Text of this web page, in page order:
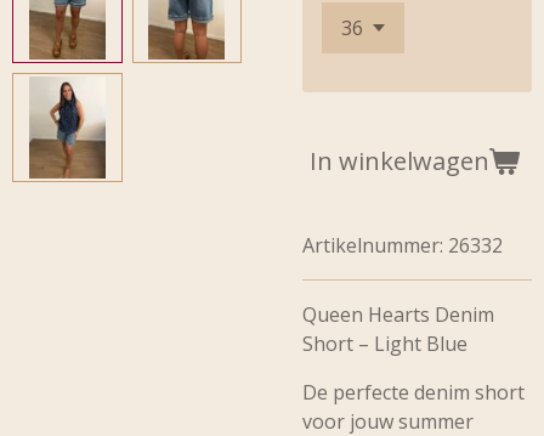
In winkelwagen
Artikelnummer: 26332
Queen Hearts Denim
Short – Light Blue
De perfecte denim short
voor jouw summer